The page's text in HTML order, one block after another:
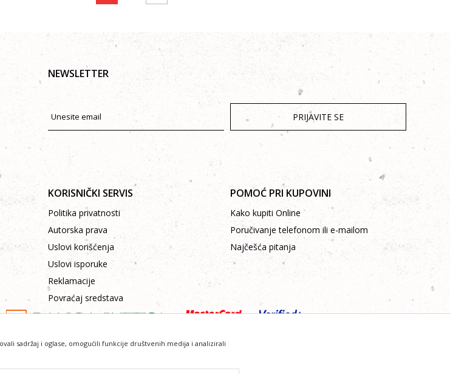
NEWSLETTER
PRIJAVITE SE
KORISNIČKI SERVIS
Politika privatnosti
Autorska prava
Uslovi korišćenja
Uslovi isporuke
Reklamacije
Povraćaj sredstava
POMOĆ PRI KUPOVINI
Kako kupiti Online
Poručivanje telefonom ili e-mailom
Najčešća pitanja
slika i samih cena, ali ne možemo garantovati da su sve informacije kompletne i bez grešaka.
sadržaj i oglase, omogućili funkcije društvenih medija i analizirali